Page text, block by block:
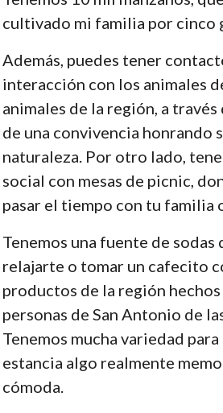
cultivado mi familia por cinco
Además, puedes tener
interacción con los animales
animales de la región, a
de una convivencia honrando
naturaleza. Por otro lado,
social con mesas de picnic,
pasar el tiempo con tu familia
Tenemos una fuente de sodas
relajarte o tomar un cafecito
productos de la región hechos
personas de San Antonio de
Tenemos mucha variedad
estancia algo realmente
cómoda.